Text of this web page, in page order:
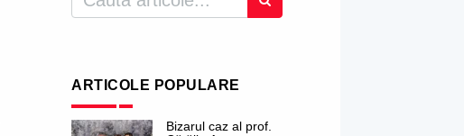
ARTICOLE POPULARE
Bizarul caz al prof.